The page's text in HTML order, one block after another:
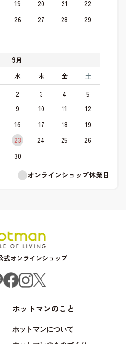
19 20 21
22
26 27 28
29
9月
水 木 金 土
2 3 4
5
9 10 11
12
16 17 18
19
23 24 25
26
30
オンラインショップ休業日
式オンラインショップ
ホットマンのこと
ホットマンについて